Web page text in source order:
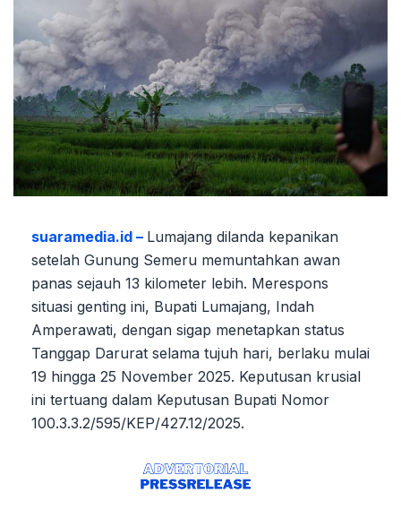
suaramedia.id – Lumajang dilanda kepanikan
setelah Gunung Semeru memuntahkan awan
panas sejauh 13 kilometer lebih. Merespons
situasi genting ini, Bupati Lumajang, Indah
Amperawati, dengan sigap menetapkan status
Tanggap Darurat selama tujuh hari, berlaku mulai
19 hingga 25 November 2025. Keputusan krusial
ini tertuang dalam Keputusan Bupati Nomor
100.3.3.2/595/KEP/427.12/2025.